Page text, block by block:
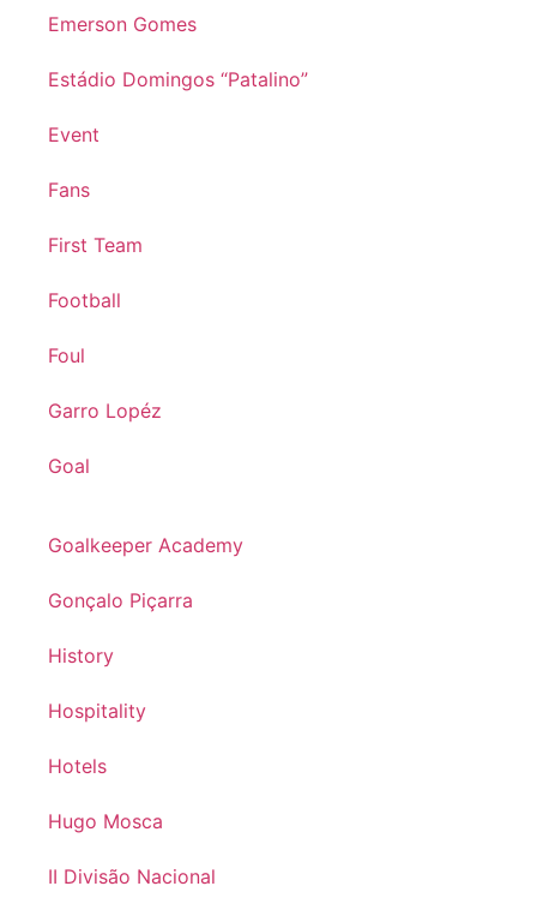
Emerson Gomes
Estádio Domingos “Patalino”
Event
Fans
First Team
Football
Foul
Garro Lopéz
Goal
Goalkeeper Academy
Gonçalo Piçarra
History
Hospitality
Hotels
Hugo Mosca
II Divisão Nacional